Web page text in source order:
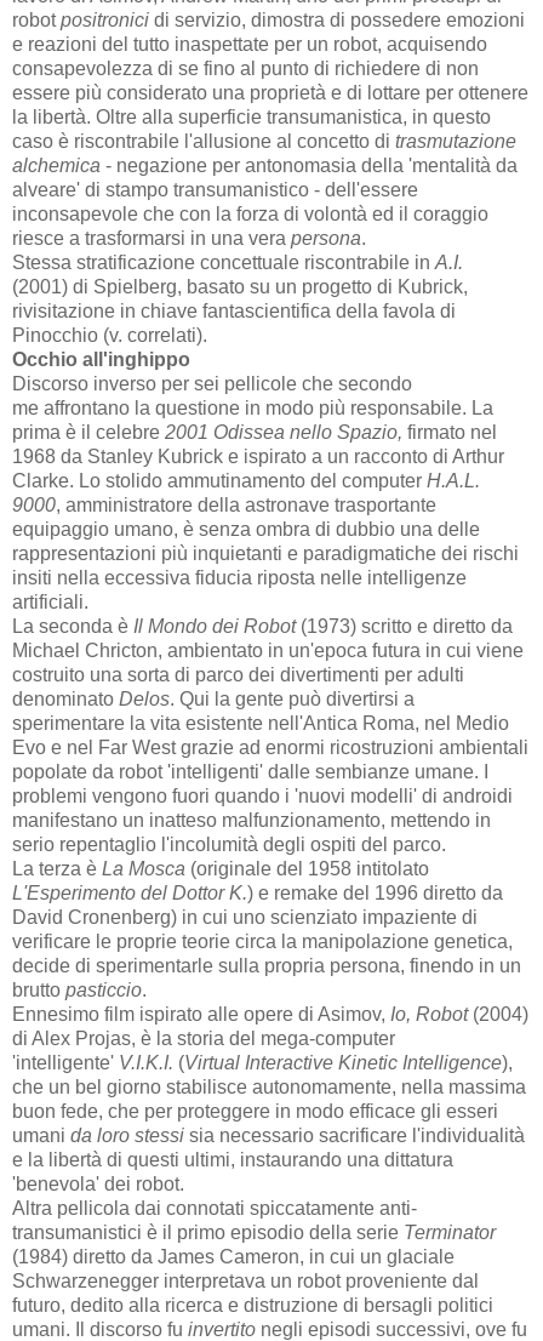
robotpositronici di servizio, dimostra di possedere emozioni
e reazioni del tutto inaspettate per un robot, acquisendo
consapevolezza di se fino al punto di richiedere di non
essere più considerato una proprietà e di lottare per ottenere
la libertà. Oltre alla superficie transumanistica, in questo
caso è riscontrabile l'allusione al concetto di trasmutazione
alchemica - negazione per antonomasia della 'mentalità da
alveare' di stampo transumanistico - dell'essere
inconsapevole che con la forza di volontà ed il coraggio
riesce a trasformarsi in una vera persona.
Stessa stratificazione concettuale riscontrabile in A.I.
(2001) di Spielberg, basato su un progetto di Kubrick,
rivisitazione in chiave fantascientifica della favola di
Pinocchio (v. correlati).
Occhio all'inghippo
Discorso inverso per sei pellicole che secondo
me affrontano la questione in modo più responsabile. La
prima è il celebre 2001 Odissea nello Spazio, firmato nel
1968 da Stanley Kubrick e ispirato a un racconto di Arthur
Clarke. Lo stolido ammutinamento del computer H.A.L.
9000, amministratore della astronave trasportante
equipaggio umano, è senza ombra di dubbio una delle
rappresentazioni più inquietanti e paradigmatiche dei rischi
insiti nella eccessiva fiducia riposta nelle intelligenze
artificiali.
La seconda è Il Mondo dei Robot(1973) scritto e diretto da
Michael Chricton, ambientato in un'epoca futura in cui viene
costruito una sorta di parco dei divertimenti per adulti
denominato Delos. Qui la gente può divertirsi a
sperimentare la vita esistente nell'Antica Roma, nel Medio
Evo e nel Far West grazie ad enormi ricostruzioni ambientali
popolate da robot 'intelligenti' dalle sembianze umane. I
problemi vengono fuori quando i 'nuovi modelli' di androidi
manifestano un inatteso malfunzionamento, mettendo in
serio repentaglio l'incolumità degli ospiti del parco.
La terza è La Mosca (originale del 1958 intitolato
L'Esperimento del Dottor K.) e remake del 1996 diretto da
David Cronenberg) in cui uno scienziato impaziente di
verificare le proprie teorie circa la manipolazione genetica,
decide di sperimentarle sulla propria persona, finendo in un
brutto pasticcio.
Ennesimo film ispirato alle opere di Asimov, Io, Robot(2004)
di Alex Projas, è la storia del mega-computer
'intelligente' V.I.K.I. (Virtual Interactive Kinetic Intelligence),
che un bel giorno stabilisce autonomamente, nella massima
buon fede, che per proteggere in modo efficace gli esseri
umani da loro stessi sia necessario sacrificare l'individualità
e la libertà di questi ultimi, instaurando una dittatura
'benevola' dei robot.
Altra pellicola dai connotati spiccatamente anti-
transumanistici è il primo episodio della serie Terminator
(1984) diretto da James Cameron, in cui un glaciale
Schwarzenegger interpretava un robot proveniente dal
futuro, dedito alla ricerca e distruzione di bersagli politici
umani. Il discorso fu invertito negli episodi successivi, ove fu